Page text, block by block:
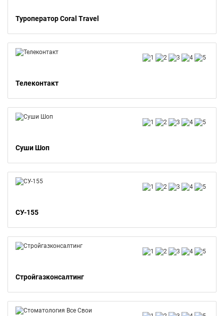
Туроператор Coral Travel
Телеконтакт
Суши Шоп
СУ-155
Стройгазконсалтинг